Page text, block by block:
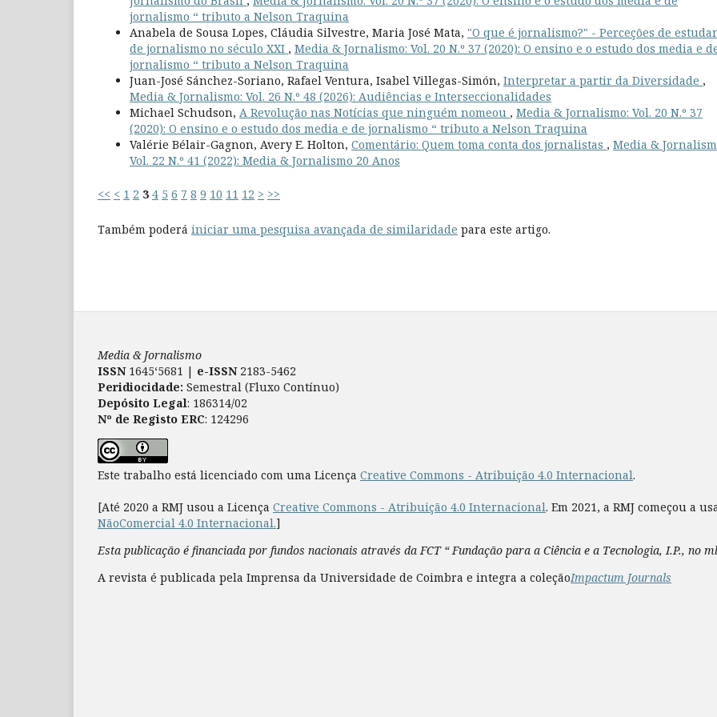
jornalismo “ tributo a Nelson Traquina
Anabela de Sousa Lopes, Cláudia Silvestre, Maria José Mata, "O que é jornalismo?" - Perceções de
de jornalismo no século XXI , Media & Jornalismo: Vol. 20 N.º 37 (2020): O ensino e o estudo dos media e
jornalismo “ tributo a Nelson Traquina
Juan-José Sánchez-Soriano, Rafael Ventura, Isabel Villegas-Simón, Interpretar a partir da Diversidade ,
Media & Jornalismo: Vol. 26 N.º 48 (2026): Audiências e Interseccionalidades
Michael Schudson, A Revolução nas Notícias que ninguém nomeou , Media & Jornalismo: Vol. 20 N.º 37
(2020): O ensino e o estudo dos media e de jornalismo “ tributo a Nelson Traquina
Valérie Bélair-Gagnon, Avery E. Holton, Comentário: Quem toma conta dos jornalistas , Media &
Vol. 22 N.º 41 (2022): Media & Jornalismo 20 Anos
<< < 1 2 3 4 5 6 7 8 9 10 11 12 > >>
Também poderá iniciar uma pesquisa avançada de similaridade para este artigo.
Media & Jornalismo
ISSN 1645‘5681 | e-ISSN2183-5462
Peridiocidade: Semestral (Fluxo Contínuo)
Depósito Legal: 186314/02
Nº de Registo ERC: 124296
Este trabalho está licenciado com uma Licença Creative Commons - Atribuição 4.0 Internacional.
[Até 2020 a RMJ usou a Licença Creative Commons - Atribuição 4.0 Internacional. Em 2021, a RMJ começou a
NãoComercial 4.0 Internacional.]
Esta publicação é financiada por fundos nacionais através da FCT “ Fundação para a Ciência e a Tecnologia, I.P., no
A revista é publicada pela Imprensa da Universidade de Coimbra e integra a coleçãoImpactum Journals